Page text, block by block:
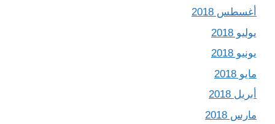
أغسطس 2018
يوليو 2018
يونيو 2018
مايو 2018
أبريل 2018
مارس 2018